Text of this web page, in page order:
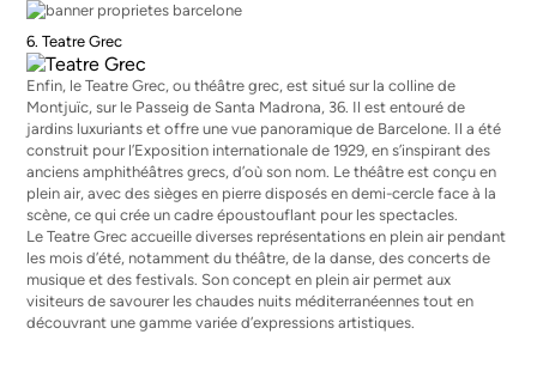
6. Teatre Grec
Enfin, le Teatre Grec, ou théâtre grec, est situé sur la colline de
Montjuïc, sur le Passeig de Santa Madrona, 36. Il est entouré de
jardins luxuriants et offre une vue panoramique de Barcelone. Il a été
construit pour l’Exposition internationale de 1929, en s’inspirant des
anciens amphithéâtres grecs, d’où son nom. Le théâtre est conçu en
plein air, avec des sièges en pierre disposés en demi-cercle face à la
scène, ce qui crée un cadre époustouflant pour les spectacles.
Le Teatre Grec accueille diverses représentations en plein air pendant
les mois d’été, notamment du théâtre, de la danse, des concerts de
musique et des festivals. Son concept en plein air permet aux
visiteurs de savourer les chaudes nuits méditerranéennes tout en
découvrant une gamme variée d’expressions artistiques.